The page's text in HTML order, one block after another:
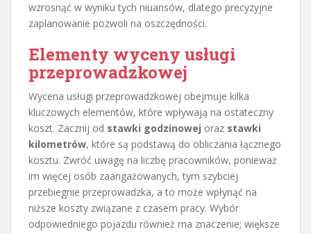
wzrosnąć w wyniku tych niuansów, dlatego precyzyjne
zaplanowanie pozwoli na oszczędności.
Elementy wyceny usługi
przeprowadzkowej
Wycena usługi przeprowadzkowej obejmuje kilka
kluczowych elementów, które wpływają na ostateczny
koszt. Zacznij od stawki godzinowej oraz stawki
kilometrów, które są podstawą do obliczania łącznego
kosztu. Zwróć uwagę na liczbę pracowników, ponieważ
im więcej osób zaangażowanych, tym szybciej
przebiegnie przeprowadzka, a to może wpłynąć na
niższe koszty związane z czasem pracy. Wybór
odpowiedniego pojazdu również ma znaczenie; większe